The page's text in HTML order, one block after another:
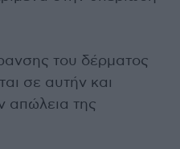
του δέρματος
σε αυτήν και
απώλεια της